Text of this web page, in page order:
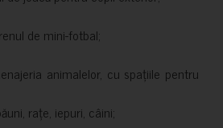
de mini-fotbal;
animalelor, cu spațiile pentru
rațe, iepuri, câini;